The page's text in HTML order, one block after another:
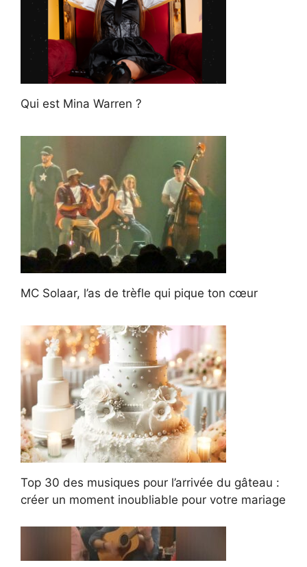
Qui est Mina Warren ?
MC Solaar, l’as de trèfle qui pique ton cœur
Top 30 des musiques pour l’arrivée du gâteau :
créer un moment inoubliable pour votre mariage